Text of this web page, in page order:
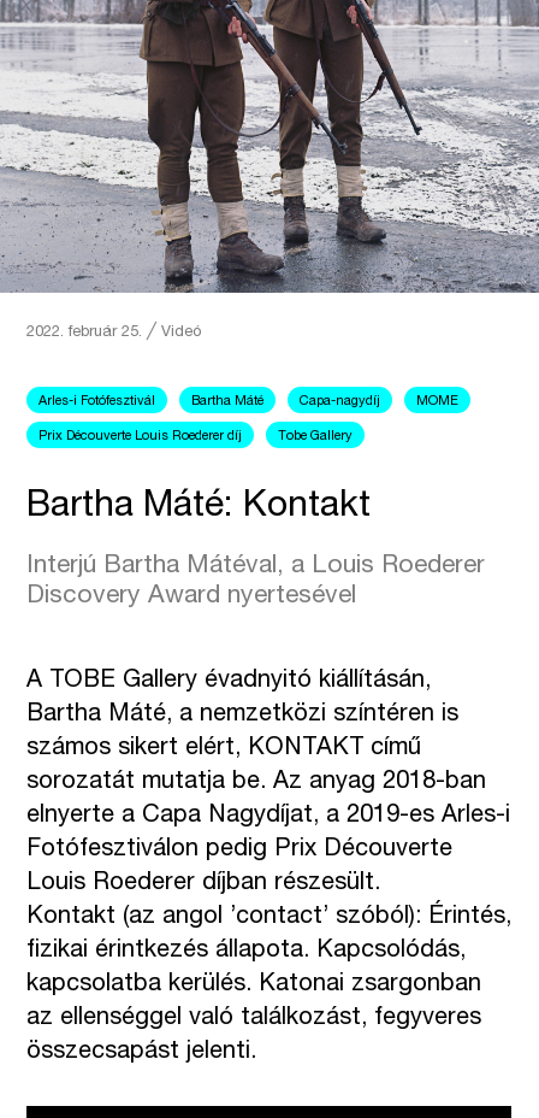
2022. február 25.╱ Videó
Arles-i Fotófesztivál Bartha Máté Capa-nagydíj MOME
Prix Découverte Louis Roederer díj Tobe Gallery
Bartha Máté: Kontakt
Interjú Bartha Mátéval, a Louis Roederer
Discovery Award nyertesével
A TOBE Gallery évadnyitó kiállításán,
Bartha Máté, a nemzetközi színtéren is
számos sikert elért, KONTAKT című
sorozatát mutatja be. Az anyag 2018-ban
elnyerte a Capa Nagydíjat, a 2019-es Arles-i
Fotófesztiválon pedig Prix Découverte
Louis Roederer díjban részesült.
Kontakt (az angol ’contact’ szóból): Érintés,
fizikai érintkezés állapota. Kapcsolódás,
kapcsolatba kerülés. Katonai zsargonban
az ellenséggel való találkozást, fegyveres
összecsapást jelenti.